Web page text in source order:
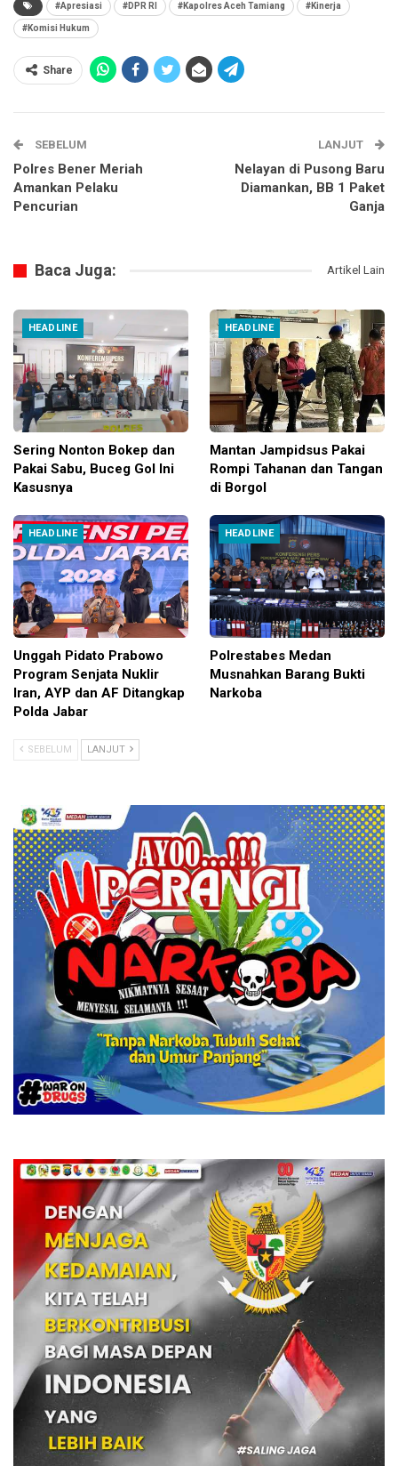
#Apresiasi #DPR RI #Kapolres Aceh Tamiang #Kinerja
#Komisi Hukum
Share
SEBELUM
Polres Bener Meriah
Amankan Pelaku
Pencurian
LANJUT
Nelayan di Pusong Baru
Diamankan, BB 1 Paket
Ganja
Baca Juga: Artikel Lain
HEADLINE
Sering Nonton Bokep dan
Pakai Sabu, Buceg Gol Ini
Kasusnya
HEADLINE
Mantan Jampidsus Pakai
Rompi Tahanan dan Tangan
di Borgol
HEADLINE
Unggah Pidato Prabowo
Program Senjata Nuklir
Iran, AYP dan AF Ditangkap
Polda Jabar
HEADLINE
Polrestabes Medan
Musnahkan Barang Bukti
Narkoba
SEBELUM LANJUT